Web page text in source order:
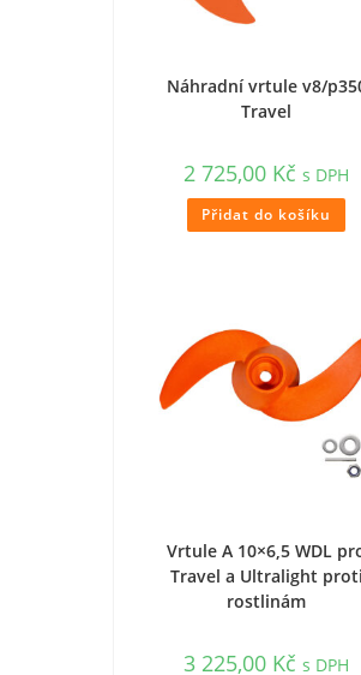
Náhradní vrtule v8/
Travel
2 725,00 Kč s DPH
Přidat do košíku
Vrtule A 10×6,5 WDL
Travel a Ultralight proti
rostlinám
3 225,00 Kč s DPH